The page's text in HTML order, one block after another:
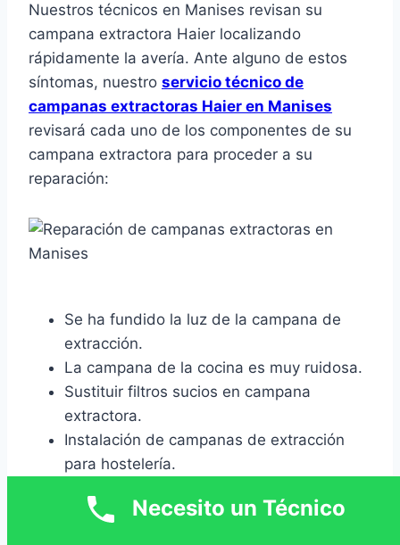
Nuestros técnicos en Manises revisan su
campana extractora Haier localizando
rápidamente la avería. Ante alguno de estos
síntomas, nuestro servicio técnico de
campanas extractoras Haier en Manises
revisará cada uno de los componentes de su
campana extractora para proceder a su
reparación:
Se ha fundido la luz de la campana de
extracción.
La campana de la cocina es muy ruidosa.
Sustituir filtros sucios en campana
extractora.
Instalación de campanas de extracción
para hostelería.
humos.
Necesito un Técnico